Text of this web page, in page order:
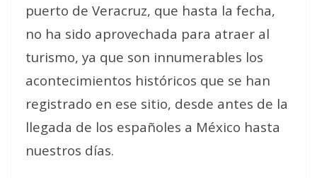
puerto de Veracruz, que hasta la fecha,
no ha sido aprovechada para atraer al
turismo, ya que son innumerables los
acontecimientos históricos que se han
registrado en ese sitio, desde antes de la
llegada de los españoles a México hasta
nuestros días.